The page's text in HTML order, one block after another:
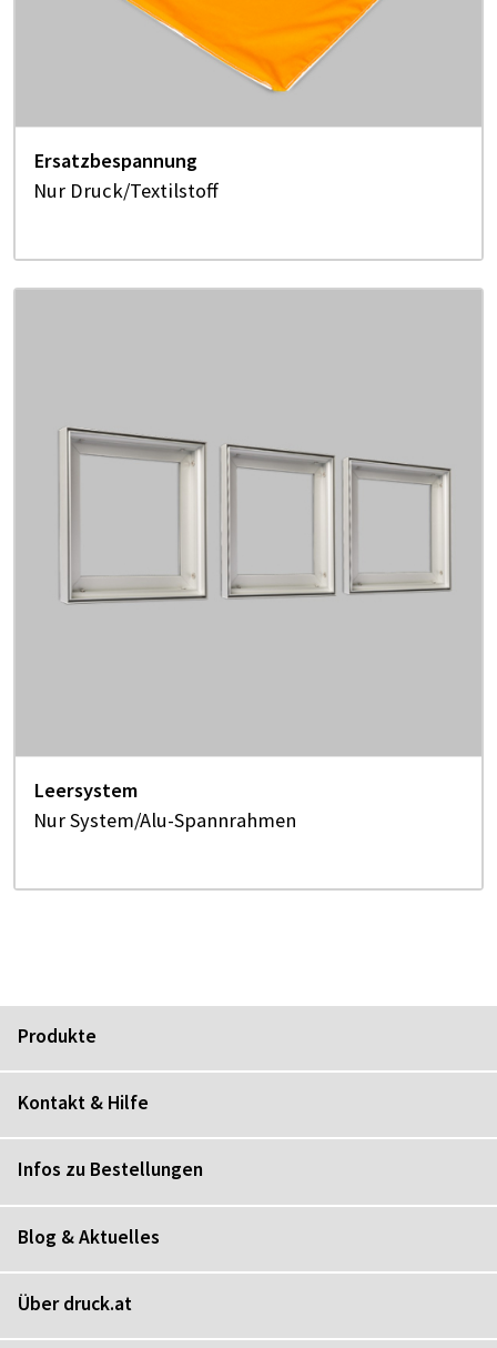
Ersatzbespannung
Nur Druck/Textilstoff
Leersystem
Nur System/Alu-Spannrahmen
Produkte
Kontakt & Hilfe
Infos zu Bestellungen
Blog & Aktuelles
Über druck.at